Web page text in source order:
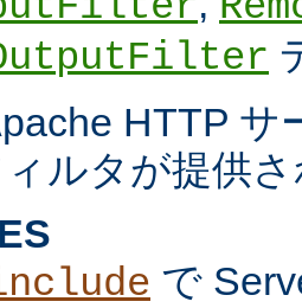
HTTP サ
ルタが提供
で